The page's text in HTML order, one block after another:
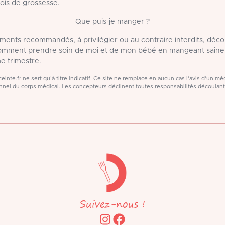
de grossesse.
Que puis-je manger ?
recommandés, à privilégier ou au contraire interdits,
prendre soin de moi et de mon bébé en mangeant
trimestre.
ne sert qu'à titre indicatif. Ce site ne remplace en aucun cas l'avis d'un
du corps médical. Les concepteurs déclinent toutes responsabilités
Suivez-nous !